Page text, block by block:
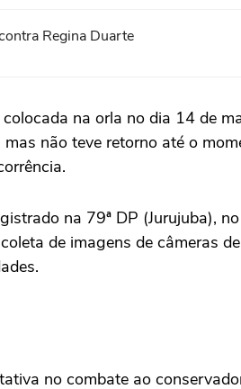
Regina Duarte
na orla no dia 14 de
não teve retorno até o
na 79ª DP (Jurujuba),
de imagens de câmeras
no combate ao